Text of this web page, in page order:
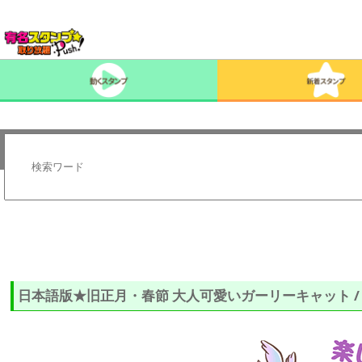
日本語版★旧正月・春節 大人可愛いガーリーキャット